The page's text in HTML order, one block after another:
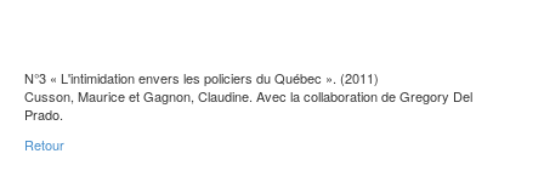
N°3 « L'intimidation envers les policiers du Québec ». (2011)
Cusson, Maurice et Gagnon, Claudine. Avec la collaboration de Gregory Del
Prado.
Retour